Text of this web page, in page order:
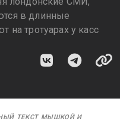
в длинные
на тротуарах у касс
ТЕКСТ МЫШКОЙ И